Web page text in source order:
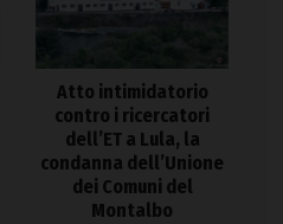
Atto intimidatorio
contro i ricercatori
dell’ET a Lula, la
condanna dell’Unione
dei Comuni del
Montalbo